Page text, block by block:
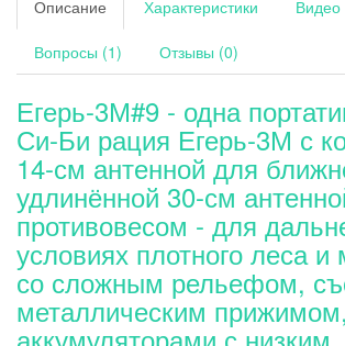
Описание Характеристики Видео
Вопросы (1) Отзывы (0)
Егерь-3М#9 - одна
Си-Би рация Егерь-3М с
14-см антенной для
удлинённой 30-см
противовесом - для
условиях плотного леса и
со сложным рельефом,
металлическим прижимом,